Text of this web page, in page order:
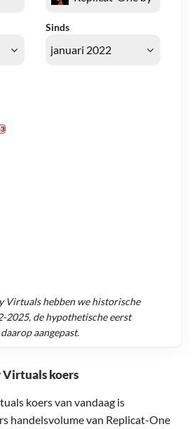
Virtuals koers
koers van vandaag is
handelsvolume van Replicat-One
Sinds
Virtualshebben we historische
2025, de hypothetische eerst
aangepast.